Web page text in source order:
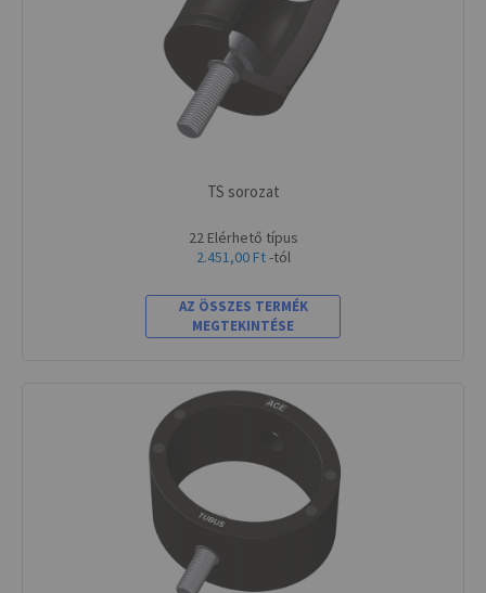
TS sorozat
22 Elérhető típus
2.451,00 Ft-tól
AZ ÖSSZES TERMÉK
MEGTEKINTÉSE